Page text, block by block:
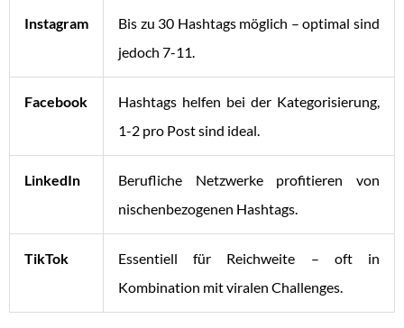
Instagram
Bis zu 30 Hashtags möglich – optimal sind
jedoch 7-11.
Facebook
Hashtags helfen bei der Kategorisierung,
1-2 pro Post sind ideal.
LinkedIn
Berufliche Netzwerke profitieren von
nischenbezogenen Hashtags.
TikTok
Essentiell für Reichweite – oft in
Kombination mit viralen Challenges.